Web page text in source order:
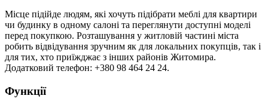
Місце підійде людям, які хочуть підібрати меблі для квартири
чи будинку в одному салоні та переглянути доступні моделі
перед покупкою. Розташування у житловій частині міста
робить відвідування зручним як для локальних покупців, так і
для тих, хто приїжджає з інших районів Житомира.
Додатковий телефон: +380 98 464 24 24.
Функції